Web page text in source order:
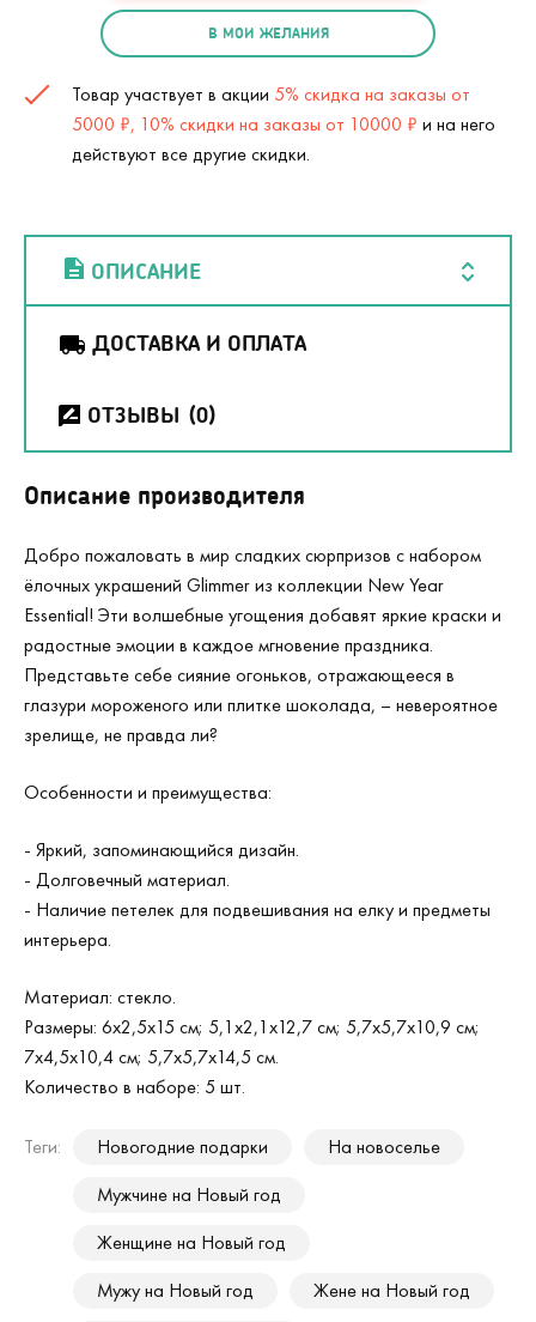
В МОИ ЖЕЛАНИЯ
Товар участвует в акции 5% скидка на заказы от
5000 ₽, 10% скидки на заказы от 10000 ₽ и на него
действуют все другие скидки.
ОПИСАНИЕ
ДОСТАВКА И ОПЛАТА
ОТЗЫВЫ (0)
Описание производителя
Добро пожаловать в мир сладких сюрпризов с набором
ёлочных украшений Glimmer из коллекции New Year
Essential! Эти волшебные угощения добавят яркие краски и
радостные эмоции в каждое мгновение праздника.
Представьте себе сияние огоньков, отражающееся в
глазури мороженого или плитке шоколада, – невероятное
зрелище, не правда ли?
Особенности и преимущества:
- Яркий, запоминающийся дизайн.
- Долговечный материал.
- Наличие петелек для подвешивания на елку и предметы
интерьера.
Материал: стекло.
Размеры: 6х2,5х15 см; 5,1х2,1х12,7 см; 5,7х5,7х10,9 см;
7х4,5х10,4 см; 5,7х5,7х14,5 см.
Количество в наборе: 5 шт.
Теги: Новогодние подарки
На новоселье
Мужчине на Новый год
Женщине на Новый год
Мужу на Новый год
Жене на Новый год